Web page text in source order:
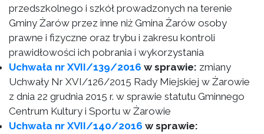
przedszkolnego i szkół prowadzonych na terenie
Gminy Żarów przez inne niż Gmina Żarów osoby
prawne i fizyczne oraz trybu i zakresu kontroli
prawidłowości ich pobrania i wykorzystania
Uchwała nr XVII/139/2016 w sprawie: zmiany
Uchwały Nr XVI/126/2015 Rady Miejskiej w Żarowie
z dnia 22 grudnia 2015 r. w sprawie statutu Gminnego
Centrum Kultury i Sportu w Żarowie
Uchwała nr XVII/140/2016 w sprawie: